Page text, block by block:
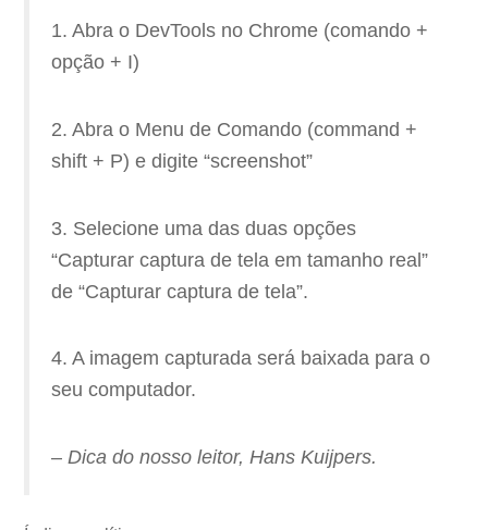
1. Abra o DevTools no Chrome (comando +
opção + I)
2. Abra o Menu de Comando (command +
shift + P) e digite “screenshot”
3. Selecione uma das duas opções
“Capturar captura de tela em tamanho real”
de “Capturar captura de tela”.
4. A imagem capturada será baixada para o
seu computador.
–Dica do nosso leitor, Hans Kuijpers.